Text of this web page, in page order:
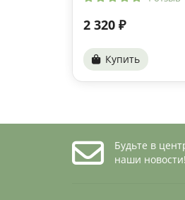
2 320 ₽
Купить
Будьте в
наши